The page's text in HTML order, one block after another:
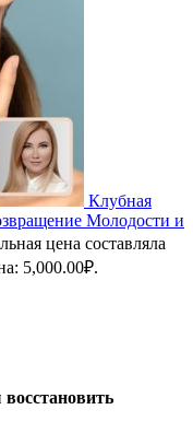
Клубная
Молодости и
цена составляла
5,000.00₽.